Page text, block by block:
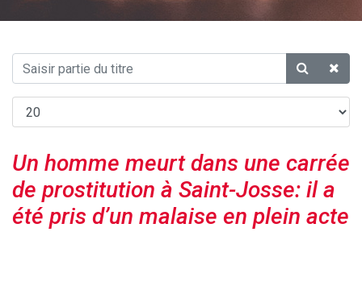
Un homme meurt dans une carrée
de prostitution à Saint-Josse: il a
été pris d’un malaise en plein acte